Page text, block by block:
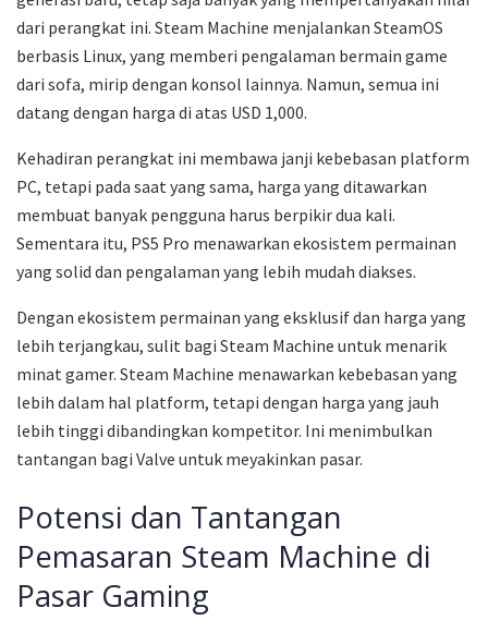
dari perangkat ini. Steam Machine menjalankan SteamOS
berbasis Linux, yang memberi pengalaman bermain game
dari sofa, mirip dengan konsol lainnya. Namun, semua ini
datang dengan harga di atas USD 1,000.
Kehadiran perangkat ini membawa janji kebebasan platform
PC, tetapi pada saat yang sama, harga yang ditawarkan
membuat banyak pengguna harus berpikir dua kali.
Sementara itu, PS5 Pro menawarkan ekosistem permainan
yang solid dan pengalaman yang lebih mudah diakses.
Dengan ekosistem permainan yang eksklusif dan harga yang
lebih terjangkau, sulit bagi Steam Machine untuk menarik
minat gamer. Steam Machine menawarkan kebebasan yang
lebih dalam hal platform, tetapi dengan harga yang jauh
lebih tinggi dibandingkan kompetitor. Ini menimbulkan
tantangan bagi Valve untuk meyakinkan pasar.
Potensi dan Tantangan
Pemasaran Steam Machine di
Pasar Gaming